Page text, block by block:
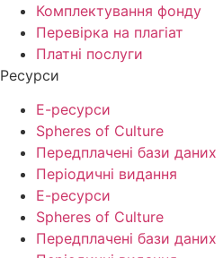
Комплектування фонду
Перевірка на плагіат
Платні послуги
Ресурси
Е-ресурси
Spheres of Culture
Передплачені бази даних
Періодичні видання
Е-ресурси
Spheres of Culture
Передплачені бази даних